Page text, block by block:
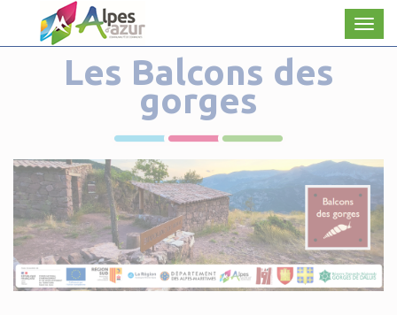
Les Balcons des
gorges
Panneau de gestion des cookies